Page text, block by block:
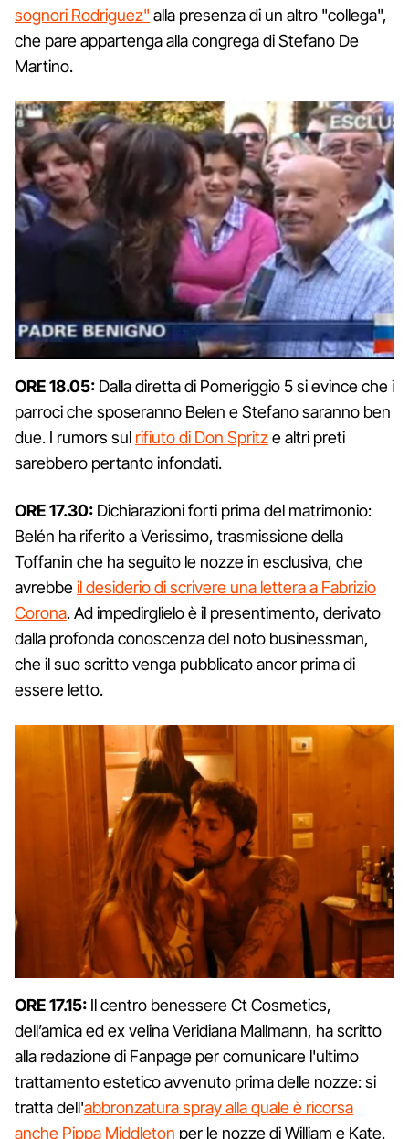
sognori Rodriguez" alla presenza di un altro "collega",
che pare appartenga alla congrega di Stefano De
Martino.
ORE 18.05: Dalla diretta di Pomeriggio 5 si evince che i
parroci che sposeranno Belen e Stefano saranno ben
due. I rumors sul rifiuto di Don Spritze altri preti
sarebbero pertanto infondati.
ORE 17.30: Dichiarazioni forti prima del matrimonio:
Belén ha riferito a Verissimo, trasmissione della
Toffanin che ha seguito le nozze in esclusiva, che
avrebbeil desiderio di scrivere una lettera a Fabrizio
Corona. Ad impedirglielo è il presentimento, derivato
dalla profonda conoscenza del noto businessman,
che il suo scritto venga pubblicato ancor prima di
essere letto.
ORE 17.15: Il centro benessere Ct Cosmetics,
dell’amica ed ex velina Veridiana Mallmann, ha scritto
alla redazione di Fanpage per comunicare l'ultimo
trattamento estetico avvenuto prima delle nozze: si
tratta dell'abbronzatura spray alla quale è ricorsa
anche Pippa Middleton per le nozze di William e Kate.